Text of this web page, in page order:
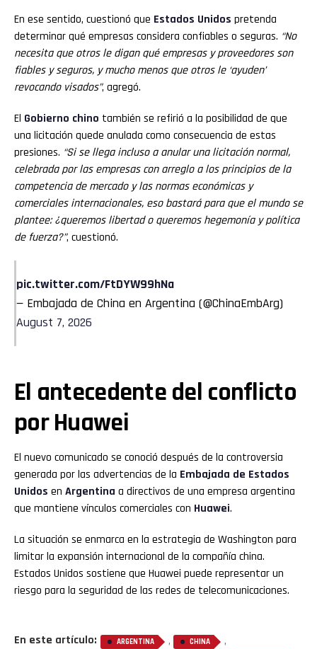
En ese sentido, cuestionó que Estados Unidos pretenda
determinar qué empresas considera confiables o seguras. “No
necesita que otros le digan qué empresas y proveedores son
fiables y seguros, y mucho menos que otros le ‘ayuden’
revocando visados”, agregó.
El Gobierno chino también se refirió a la posibilidad de que
una licitación quede anulada como consecuencia de estas
presiones. “Si se llega incluso a anular una licitación normal,
celebrada por las empresas con arreglo a los principios de la
competencia de mercado y las normas económicas y
comerciales internacionales, eso bastará para que el mundo se
plantee: ¿queremos libertad o queremos hegemonía y política
de fuerza?”, cuestionó.
pic.twitter.com/FtDYW99hNa
— Embajada de China en Argentina (@ChinaEmbArg)
August 7, 2026
El antecedente del conflicto
por Huawei
El nuevo comunicado se conoció después de la controversia
generada por las advertencias de la Embajada de Estados
Unidos en Argentina a directivos de una empresa argentina
que mantiene vínculos comerciales con Huawei.
La situación se enmarca en la estrategia de Washington para
limitar la expansión internacional de la compañía china.
Estados Unidos sostiene que Huawei puede representar un
riesgo para la seguridad de las redes de telecomunicaciones.
En este artículo: ARGENTINA , CHINA ,